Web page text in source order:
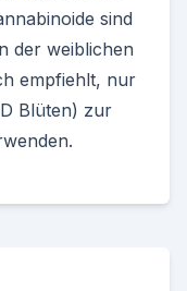
sind
der weiblichen
empfiehlt, nur
Blüten) zur